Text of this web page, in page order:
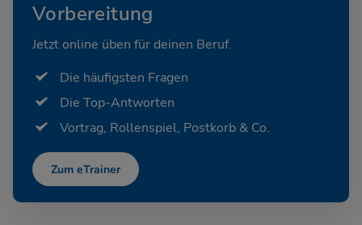
Vorbereitung
Jetzt online üben für deinen Beruf.
Die häufigsten Fragen
Die Top-Antworten
Vortrag, Rollenspiel, Postkorb & Co.
Zum eTrainer